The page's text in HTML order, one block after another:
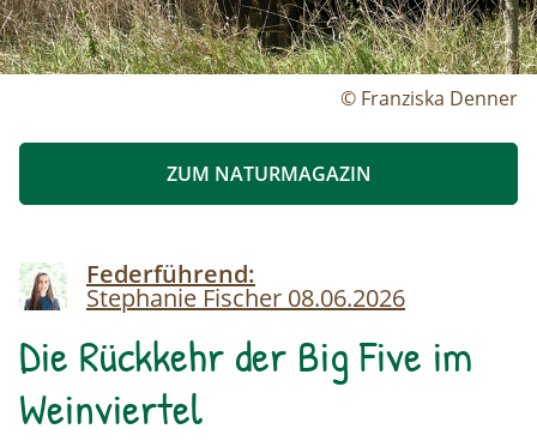
© Franziska Denner
ZUM NATURMAGAZIN
ImageFederführend:
Stephanie Fischer 08.06.2026
Die Rückkehr der Big Five im
Weinviertel